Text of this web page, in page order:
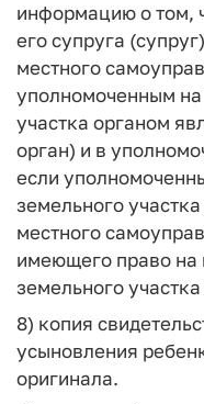
информацию о том,
его супруга
местного
уполномоченным
участка органом
орган) и в
если
земельного
местного
имеющего право на
земельного
8) копия
усыновления
оригинала.